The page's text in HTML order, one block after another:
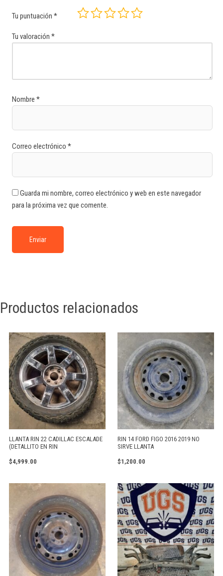
Tu puntuación *
Tu valoración *
Nombre *
Correo electrónico *
Guarda mi nombre, correo electrónico y web en este navegador
para la próxima vez que comente.
Productos relacionados
LLANTA RIN 22 CADILLAC ESCALADE
(DETALLITO EN RIN
$4,999.00
RIN 14 FORD FIGO 2016 2019 NO
SIRVE LLANTA
$1,200.00